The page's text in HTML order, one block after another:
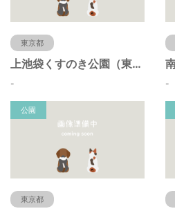
東京都
上池袋くすのき公園（東京都豊島区）
- -
公園
東京都